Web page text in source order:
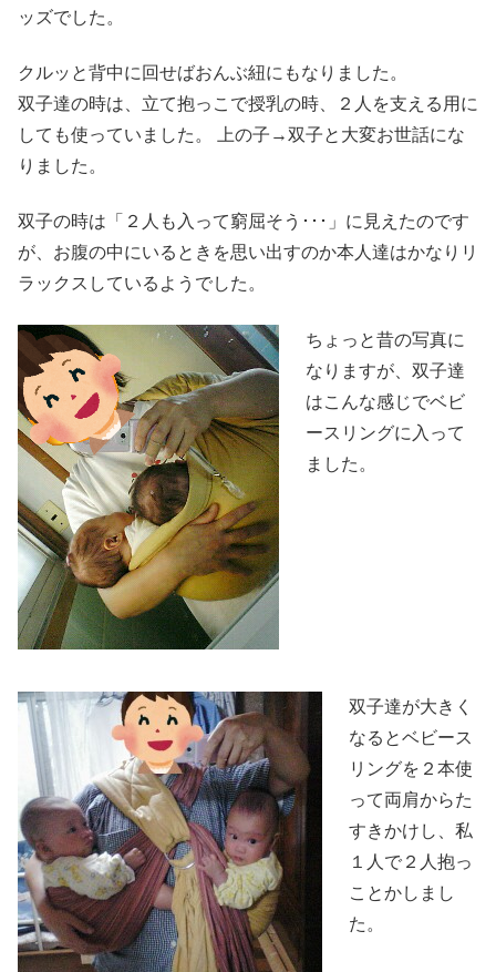
ッズでした。
クルッと背中に回せばおんぶ紐にもなりました。
双子達の時は、立て抱っこで授乳の時、２人を支える用に
しても使っていました。 上の子→双子と大変お世話にな
りました。
双子の時は「２人も入って窮屈そう･･･」に見えたのです
が、お腹の中にいるときを思い出すのか本人達はかなりリ
ラックスしているようでした。
ちょっと昔の写真に
なりますが、双子達
はこんな感じでベビ
ースリングに入って
ました。
双子達が大きく
なるとベビース
リングを２本使
って両肩からた
すきかけし、私
１人で２人抱っ
ことかしまし
た。